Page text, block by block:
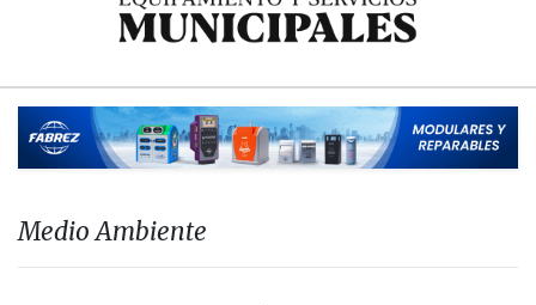
Medio Ambiente